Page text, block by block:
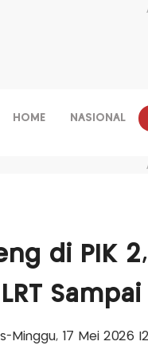
HOME NASIONAL
di PIK
Sampai
Minggu, 17 Mei 2026